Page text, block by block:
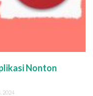
Nonton
2024